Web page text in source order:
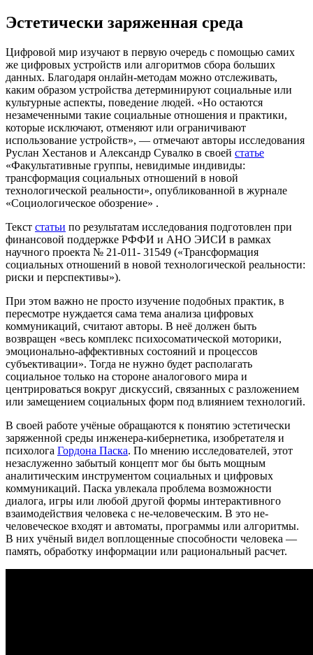
Эстетически заряженная среда
Цифровой мир изучают в первую очередь с помощью самих
же цифровых устройств или алгоритмов сбора больших
данных. Благодаря онлайн-методам можно отслеживать,
каким образом устройства детерминируют социальные или
культурные аспекты, поведение людей. «Но остаются
незамеченными такие социальные отношения и практики,
которые исключают, отменяют или ограничивают
использование устройств», — отмечают авторы исследования
Руслан Хестанов и Александр Сувалко в своей статье
«Факультативные группы, невидимые индивиды:
трансформация социальных отношений в новой
технологической реальности», опубликованной в журнале
«Социологическое обозрение» .
Текст статьи по результатам исследования подготовлен при
финансовой поддержке РФФИ и АНО ЭИСИ в рамках
научного проекта № 21-011- 31549 («Трансформация
социальных отношений в новой технологической реальности:
риски и перспективы»).
При этом важно не просто изучение подобных практик, в
пересмотре нуждается сама тема анализа цифровых
коммуникаций, считают авторы. В неё должен быть
возвращен «весь комплекс психосоматической моторики,
эмоционально-аффективных состояний и процессов
субъективации». Тогда не нужно будет располагать
социальное только на стороне аналогового мира и
центрироваться вокруг дискуссий, связанных с разложением
или замещением социальных форм под влиянием технологий.
В своей работе учёные обращаются к понятию эстетически
заряженной среды инженера-кибернетика, изобретателя и
психолога Гордона Паска. По мнению исследователей, этот
незаслуженно забытый концепт мог бы быть мощным
аналитическим инструментом социальных и цифровых
коммуникаций. Паска увлекала проблема возможности
диалога, игры или любой другой формы интерактивного
взаимодействия человека с не-человеческим. В это не-
человеческое входят и автоматы, программы или алгоритмы.
В них учёный видел воплощенные способности человека —
память, обработку информации или рациональный расчет.